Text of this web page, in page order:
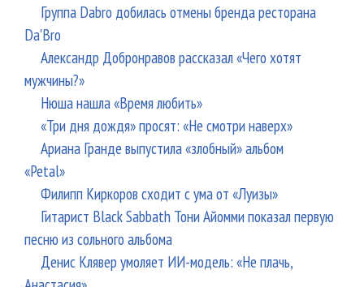
Группа Dabro добилась отмены бренда ресторана
Da'Bro
Александр Добронравов рассказал «Чего хотят
мужчины?»
Нюша нашла «Время любить»
«Три дня дождя» просят: «Не смотри наверх»
Ариана Гранде выпустила «злобный» альбом
«Petal»
Филипп Киркоров сходит с ума от «Луизы»
Гитарист Black Sabbath Тони Айомми показал первую
песню из сольного альбома
Денис Клявер умоляет ИИ-модель: «Не плачь,